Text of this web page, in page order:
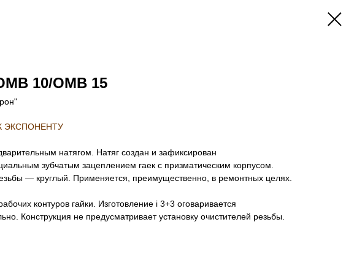
10/OMB 15
ЭКСПОНЕНТУ
натягом. Натяг создан и зафиксирован
зубчатым зацеплением гаек с призматическим корпусом.
— круглый. Применяется, преимущественно, в ремонтных целях.
контуров гайки. Изготовление i 3+3 оговаривается
Конструкция не предусматривает установку очистителей резьбы.